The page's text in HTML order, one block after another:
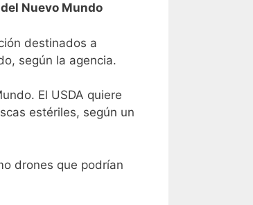
Nuevo Mundo
destinados a
según la agencia.
El USDA quiere
estériles, según un
drones que podrían